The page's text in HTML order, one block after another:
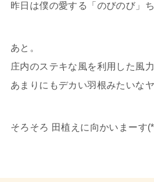
昨日は僕の愛する「のびのび」
あと。
庄内のステキな風を利用した風
あまりにもデカい羽根みたいな
そろそろ 田植えに向かいまーす